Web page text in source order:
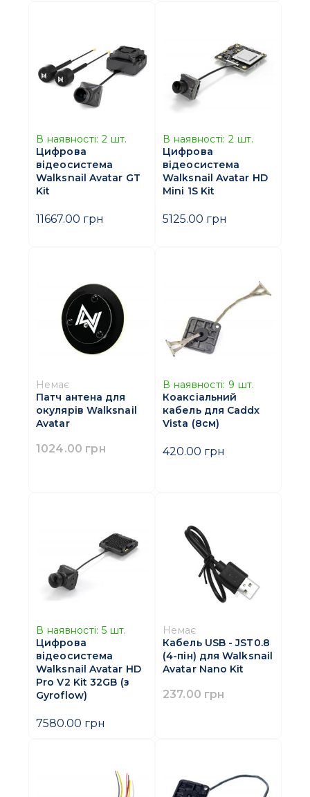
В наявності: 2 шт.
Цифрова
відеосистема
Walksnail Avatar GT
Kit
11667.00 грн
В наявності: 2 шт.
Цифрова
відеосистема
Walksnail Avatar HD
Mini 1S Kit
5125.00 грн
Немає
Патч антена для
окулярів Walksnail
Avatar
1024.00 грн
В наявності: 9 шт.
Коаксіальний
кабель для Caddx
Vista (8см)
420.00 грн
В наявності: 5 шт.
Цифрова
відеосистема
Walksnail Avatar HD
Pro V2 Kit 32GB (з
Gyroflow)
7580.00 грн
Немає
Кабель USB - JST0.8
(4-пін) для Walksnail
Avatar Nano Kit
237.00 грн